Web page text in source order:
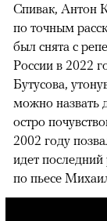
Спивак, Антон
по точным
был снята с
России в 2022
Бутусова,
можно назвать
остро
2002 году
идет последний
по пьесе